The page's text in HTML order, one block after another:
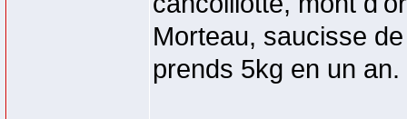
Morteau, saucisse
prends 5kg en un an.